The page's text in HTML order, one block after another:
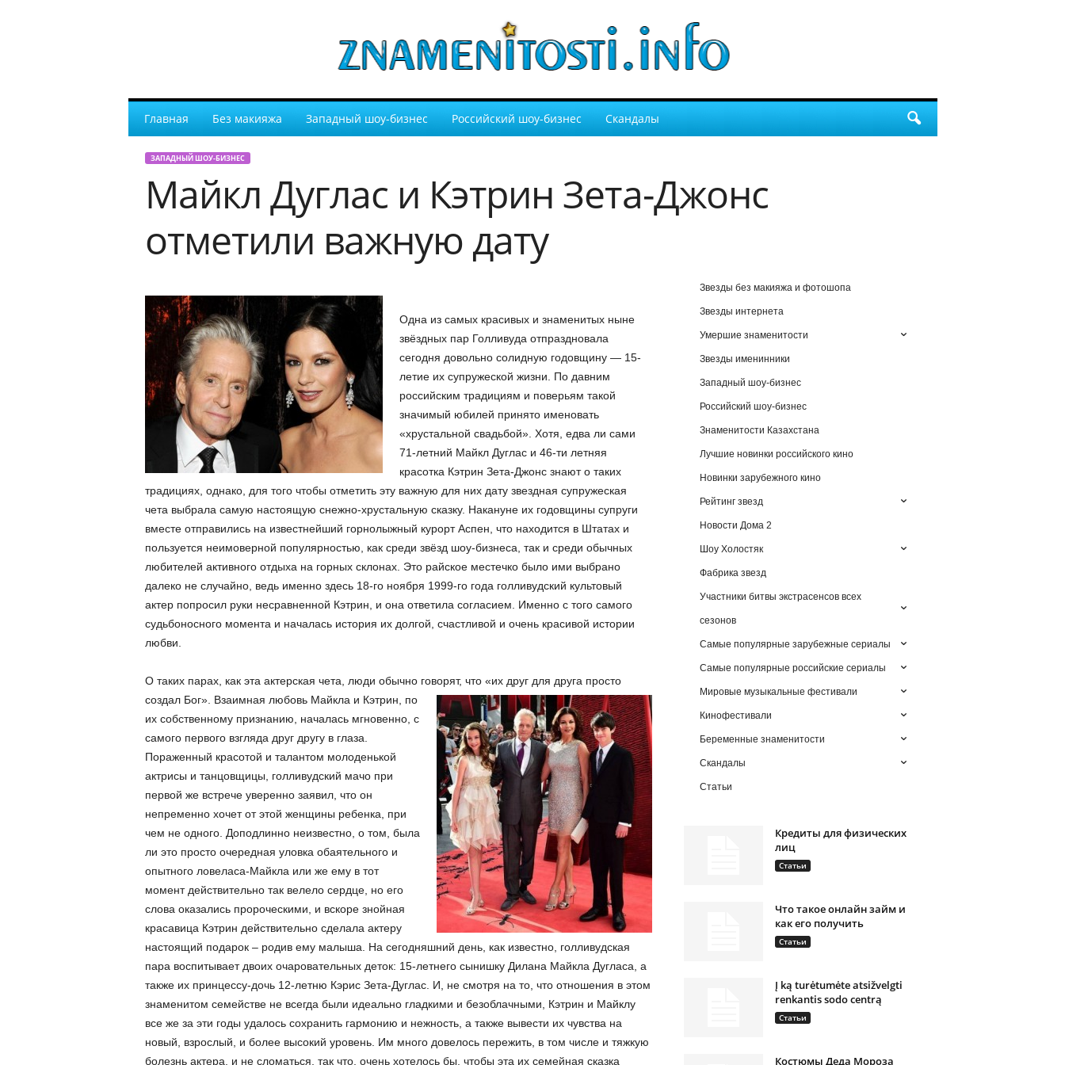
Главная Без макияжа Западный шоу-бизнес Российский шоу-бизнес Скандалы
ЗАПАДНЫЙ ШОУ-БИЗНЕС
Майкл Дуглас и Кэтрин Зета-Джонс
отметили важную дату
Одна из самых красивых и знаменитых ныне
звёздных пар Голливуда отпраздновала
сегодня довольно солидную годовщину — 15-
летие их супружеской жизни. По давним
российским традициям и поверьям такой
значимый юбилей принято именовать
«хрустальной свадьбой». Хотя, едва ли сами
71-летний Майкл Дуглас и 46-ти летняя
красотка Кэтрин Зета-Джонс знают о таких
традициях, однако, для того чтобы отметить эту важную для них дату звездная супружеская
чета выбрала самую настоящую снежно-хрустальную сказку. Накануне их годовщины супруги
вместе отправились на известнейший горнолыжный курорт Аспен, что находится в Штатах и
пользуется неимоверной популярностью, как среди звёзд шоу-бизнеса, так и среди обычных
любителей активного отдыха на горных склонах. Это райское местечко было ими выбрано
далеко не случайно, ведь именно здесь 18-го ноября 1999-го года голливудский культовый
актер попросил руки несравненной Кэтрин, и она ответила согласием. Именно с того самого
судьбоносного момента и началась история их долгой, счастливой и очень красивой истории
любви.
О таких парах, как эта актерская чета, люди обычно говорят, что «их друг для друга просто
создал Бог». Взаимная любовь Майкла и Кэтрин, по
их собственному признанию, началась мгновенно, с
самого первого взгляда друг другу в глаза.
Пораженный красотой и талантом молоденькой
актрисы и танцовщицы, голливудский мачо при
первой же встрече уверенно заявил, что он
непременно хочет от этой женщины ребенка, при
чем не одного. Доподлинно неизвестно, о том, была
ли это просто очередная уловка обаятельного и
опытного ловеласа-Майкла или же ему в тот
момент действительно так велело сердце, но его
слова оказались пророческими, и вскоре знойная
красавица Кэтрин действительно сделала актеру
настоящий подарок – родив ему малыша. На сегодняшний день, как известно, голливудская
пара воспитывает двоих очаровательных деток: 15-летнего сынишку Дилана Майкла Дугласа, а
также их принцессу-дочь 12-летню Кэрис Зета-Дуглас. И, не смотря на то, что отношения в этом
знаменитом семействе не всегда были идеально гладкими и безоблачными, Кэтрин и Майклу
все же за эти годы удалось сохранить гармонию и нежность, а также вывести их чувства на
новый, взрослый, и более высокий уровень. Им много довелось пережить, в том числе и тяжкую
болезнь актера, и не сломаться, так что, очень хотелось бы, чтобы эта их семейная сказка
Звезды без макияжа и фотошопа
Звезды интернета
Умершие знаменитости
Звезды именинники
Западный шоу-бизнес
Российский шоу-бизнес
Знаменитости Казахстана
Лучшие новинки российского кино
Новинки зарубежного кино
Рейтинг звезд
Новости Дома 2
Шоу Холостяк
Фабрика звезд
Участники битвы экстрасенсов всех
сезонов
Самые популярные зарубежные сериалы
Самые популярные российские сериалы
Мировые музыкальные фестивали
Кинофестивали
Беременные знаменитости
Скандалы
Статьи
Кредиты для физических
лиц
Статьи
Что такое онлайн займ и
как его получить
Статьи
Į ką turėtumėte atsižvelgti
renkantis sodo centrą
Статьи
Костюмы Деда Мороза